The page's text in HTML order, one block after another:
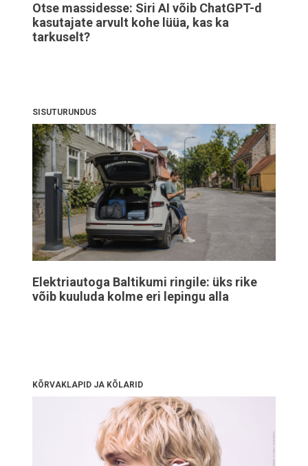
Otse massidesse: Siri AI võib ChatGPT-d
kasutajate arvult kohe lüüa, kas ka
tarkuselt?
SISUTURUNDUS
Elektriautoga Baltikumi ringile: üks rike
võib kuuluda kolme eri lepingu alla
KÕRVAKLAPID JA KÕLARID